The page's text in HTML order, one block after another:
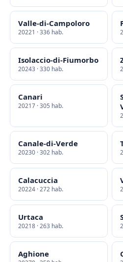
Valle-di-Campoloro
20221 · 336 hab.
Isolaccio-di-Fiumorbo
20243 · 330 hab.
Canari
20217 · 305 hab.
Canale-di-Verde
20230 · 302 hab.
Calacuccia
20224 · 272 hab.
Urtaca
20218 · 263 hab.
Aghione